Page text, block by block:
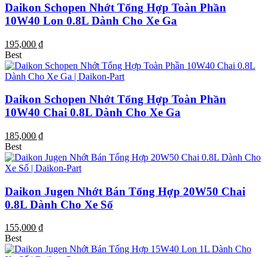
Daikon Schopen Nhớt Tổng Hợp Toàn Phần
10W40 Lon 0.8L Dành Cho Xe Ga
195,000 ₫
Best
Daikon Schopen Nhớt Tổng Hợp Toàn Phần
10W40 Chai 0.8L Dành Cho Xe Ga
185,000 ₫
Best
Daikon Jugen Nhớt Bán Tổng Hợp 20W50 Chai
0.8L Dành Cho Xe Số
155,000 ₫
Best